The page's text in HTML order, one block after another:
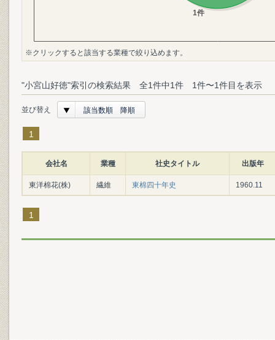
※クリックすると該当する業種で絞り込めます。
"小宮山好徳"索引の検索結果 全1件中1件 1件〜1件目を表示
並び替え 該当数順 降順
1
会社名 業種 社史タイトル 出版年
東洋棉花(株) 繊維 東棉四十年史 1960.11
1